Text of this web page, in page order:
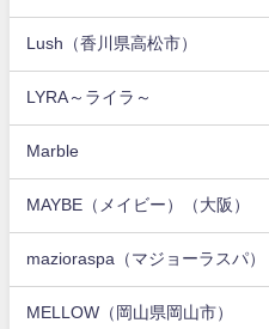
Lush（香川県高松市）
LYRA～ライラ～
Marble
MAYBE（メイビー）（大阪）
mazioraspa（マジョーラスパ）
MELLOW（岡山県岡山市）